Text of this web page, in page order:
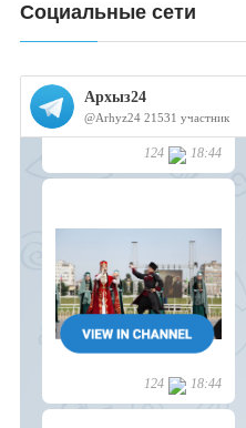
Социальные сети